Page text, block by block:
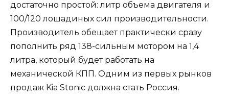
достаточно простой: литр объема двигателя и
100/120 лошадиных сил производительности.
Производитель обещает практически сразу
пополнить ряд 138-сильным мотором на 1,4
литра, который будет работать на
механической КПП. Одним из первых рынков
продаж Kia Stonic должна стать Россия.